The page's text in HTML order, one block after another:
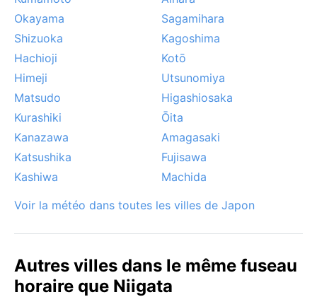
Okayama
Sagamihara
Shizuoka
Kagoshima
Hachioji
Kotō
Himeji
Utsunomiya
Matsudo
Higashiosaka
Kurashiki
Ōita
Kanazawa
Amagasaki
Katsushika
Fujisawa
Kashiwa
Machida
Voir la météo dans toutes les villes de Japon
Autres villes dans le même fuseau
horaire que Niigata